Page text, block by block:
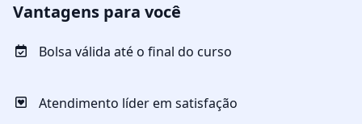
Vantagens para você
Bolsa válida até o final do curso
Atendimento líder em satisfação